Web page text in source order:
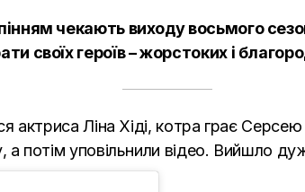
чекають виходу восьмого
своїх героїв – жорстоких і
актрисаЛіна Хіді, котра грає Серсею
а потім уповільнили відео. Вийшло